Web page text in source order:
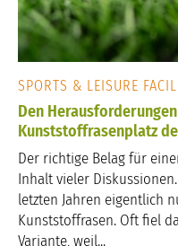
SPORTS & LEISURE
Den
Kunststoffrasenplatz
Der richtige Belag für
Inhalt vieler
letzten Jahren eigentlich
Kunststoffrasen. Oft fiel
Variante, weil...